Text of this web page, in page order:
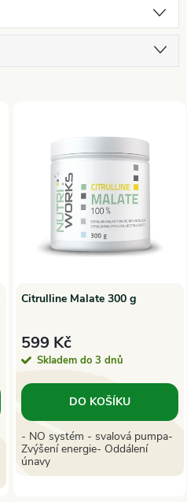
Citrulline Malate 300 g
599 Kč
Skladem do 3 dnů
DO KOŠÍKU
- NO systém - svalová pumpa-
Zvýšení energie- Oddálení
únavy